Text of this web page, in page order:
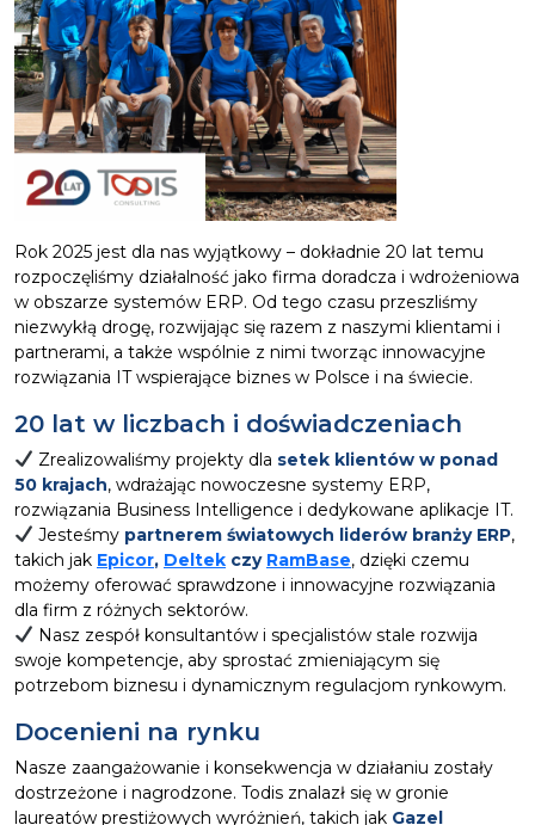
Rok 2025 jest dla nas wyjątkowy – dokładnie 20 lat temu
rozpoczęliśmy działalność jako firma doradcza i wdrożeniowa
w obszarze systemów ERP. Od tego czasu przeszliśmy
niezwykłą drogę, rozwijając się razem z naszymi klientami i
partnerami, a także wspólnie z nimi tworząc innowacyjne
rozwiązania IT wspierające biznes w Polsce i na świecie.
20 lat w liczbach i doświadczeniach
Zrealizowaliśmy projekty dla setek klientów w ponad
50 krajach, wdrażając nowoczesne systemy ERP,
rozwiązania Business Intelligence i dedykowane aplikacje IT.
Jesteśmy partnerem światowych liderów branży ERP,
takich jak Epicor, Deltek czy RamBase, dzięki czemu
możemy oferować sprawdzone i innowacyjne rozwiązania
dla firm z różnych sektorów.
Nasz zespół konsultantów i specjalistów stale rozwija
swoje kompetencje, aby sprostać zmieniającym się
potrzebom biznesu i dynamicznym regulacjom rynkowym.
Docenieni na rynku
Nasze zaangażowanie i konsekwencja w działaniu zostały
dostrzeżone i nagrodzone. Todis znalazł się w gronie
laureatów prestiżowych wyróżnień, takich jak Gazel